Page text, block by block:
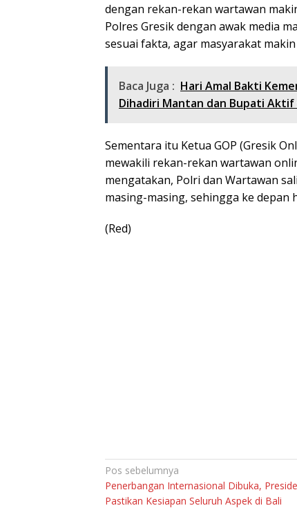
dengan rekan-rekan wartawan
Polres Gresik dengan awak media
sesuai fakta, agar masyarakat makin
Baca Juga : Hari Amal Bakti
Dihadiri Mantan dan Bupati
Sementara itu Ketua GOP (Gresik
mewakili rekan-rekan wartawan
mengatakan, Polri dan Wartawan
masing-masing, sehingga ke
(Red)
Navigasi
pos
Pos sebelumnya
Penerbangan Internasional Dibuka,
Pastikan Kesiapan Seluruh Aspek di Bali